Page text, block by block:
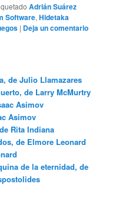
Adrián Suárez
Software,Hidetaka
| Deja un comentario
de Julio Llamazares
de Larry McMurtry
Asimov
Asimov
Rita Indiana
de Elmore Leonard
de la eternidad, de